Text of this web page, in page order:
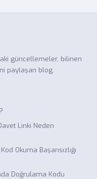
güncellemeler, bilinen
paylaşan blog.
Linki Neden
Okuma Başarısızlığı
Doğrulama Kodu